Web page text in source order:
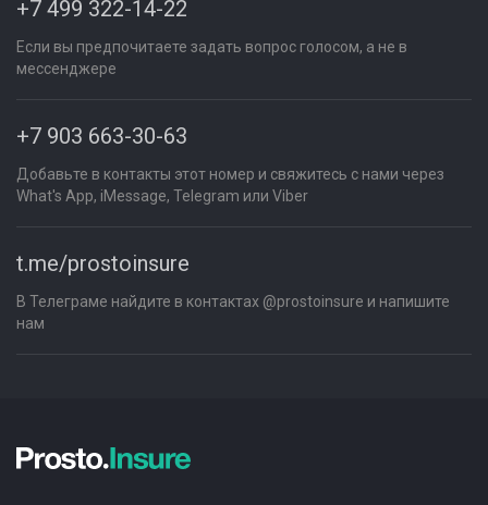
+7 499 322-14-22
Если вы предпочитаете задать вопрос голосом, а не в
мессенджере
+7 903 663-30-63
Добавьте в контакты этот номер и свяжитесь с нами через
What's App, iMessage, Telegram или Viber
t.me/prostoinsure
В Телеграме найдите в контактах @prostoinsure и напишите
нам